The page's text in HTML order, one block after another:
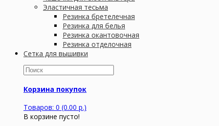
Эластичная тесьма
Резинка бретелечная
Резинка для белья
Резинка окантовочная
Резинка отделочная
Сетка для вышивки
Корзина покупок
Товаров: 0 (0.00 р.)
В корзине пусто!